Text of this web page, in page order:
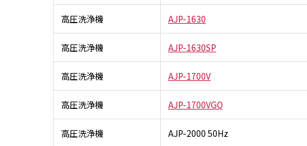
高圧洗浄機 AJP-1630
高圧洗浄機 AJP-1630SP
高圧洗浄機 AJP-1700V
高圧洗浄機 AJP-1700VGQ
高圧洗浄機 AJP-2000 50Hz